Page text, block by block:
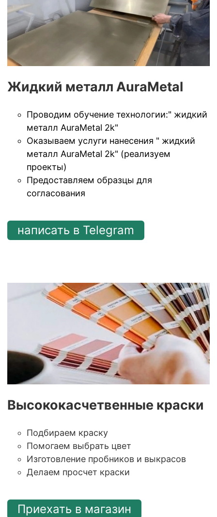
Жидкий металл AuraMetal
Проводим обучение технологии:" жидкий
металл AuraMetal 2k"
Оказываем услуги нанесения " жидкий
металл AuraMetal 2k" (реализуем
проекты)
Предоставляем образцы для
согласования
написать в Telegram
Высококасчетвенные краски
Подбираем краску
Помогаем выбрать цвет
Изготовление пробников и выкрасов
Делаем просчет краски
Приехать в магазин